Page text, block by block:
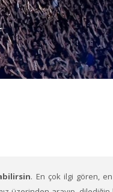
. En çok ilgi gören,